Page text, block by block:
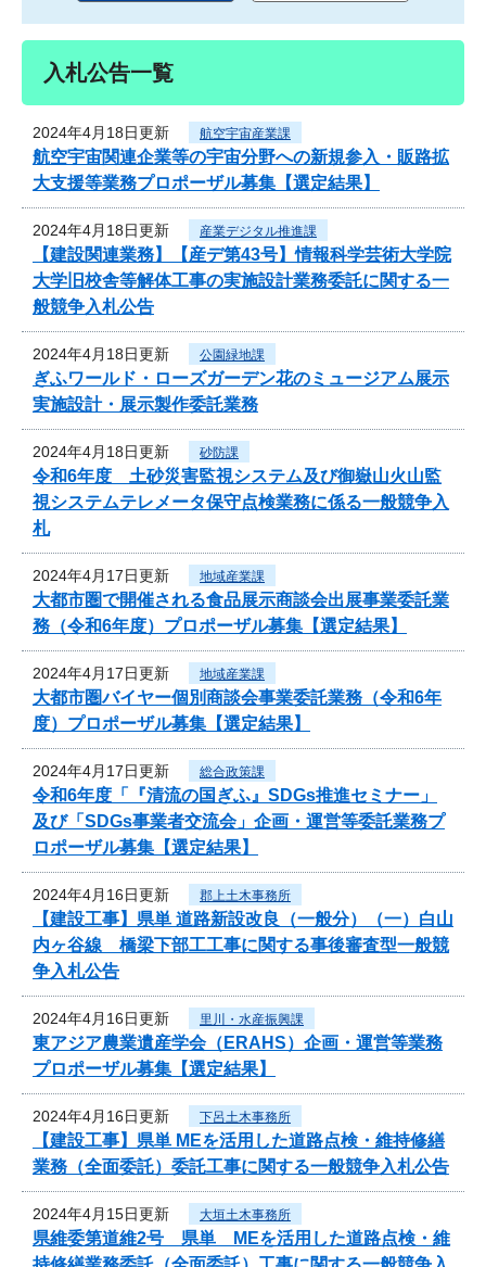
入札公告一覧
2024年4月18日更新 航空宇宙産業課
航空宇宙関連企業等の宇宙分野への新規参入・販路拡
大支援等業務プロポーザル募集【選定結果】
2024年4月18日更新 産業デジタル推進課
【建設関連業務】【産デ第43号】情報科学芸術大学院
大学旧校舎等解体工事の実施設計業務委託に関する一
般競争入札公告
2024年4月18日更新 公園緑地課
ぎふワールド・ローズガーデン花のミュージアム展示
実施設計・展示製作委託業務
2024年4月18日更新 砂防課
令和6年度 土砂災害監視システム及び御嶽山火山監
視システムテレメータ保守点検業務に係る一般競争入
札
2024年4月17日更新 地域産業課
大都市圏で開催される食品展示商談会出展事業委託業
務（令和6年度）プロポーザル募集【選定結果】
2024年4月17日更新 地域産業課
大都市圏バイヤー個別商談会事業委託業務（令和6年
度）プロポーザル募集【選定結果】
2024年4月17日更新 総合政策課
令和6年度「『清流の国ぎふ』SDGs推進セミナー」
及び「SDGs事業者交流会」企画・運営等委託業務プ
ロポーザル募集【選定結果】
2024年4月16日更新 郡上土木事務所
【建設工事】県単 道路新設改良（一般分）（一）白山
内ヶ谷線 橋梁下部工工事に関する事後審査型一般競
争入札公告
2024年4月16日更新 里川・水産振興課
東アジア農業遺産学会（ERAHS）企画・運営等業務
プロポーザル募集【選定結果】
2024年4月16日更新 下呂土木事務所
【建設工事】県単 MEを活用した道路点検・維持修繕
業務（全面委託）委託工事に関する一般競争入札公告
2024年4月15日更新 大垣土木事務所
県維委第道維2号 県単 MEを活用した道路点検・維